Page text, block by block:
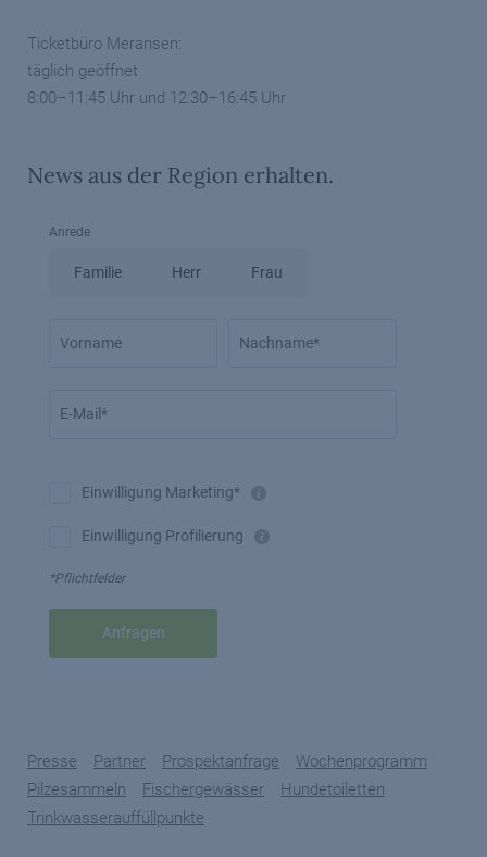
Ticketbüro Meransen:
täglich geöffnet
8:00–11:45 Uhr und 12:30–16:45 Uhr
News aus der Region erhalten.
Anrede
Familie Herr Frau
Vorname Nachname*
E-Mail*
Einwilligung Marketing*
Einwilligung Profilierung
*Pflichtfelder
Anfragen
Presse Partner Prospektanfrage
Wochenprogramm
Pilzesammeln
Fischergewässer
Hundetoiletten
Trinkwasserauffüllpunkte